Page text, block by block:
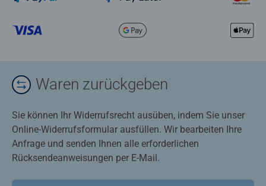
Waren zurückgeben
Sie können Ihr Widerrufsrecht ausüben, indem Sie unser
Online-Widerrufsformular ausfüllen. Wir bearbeiten Ihre
Anfrage und senden Ihnen alle erforderlichen
Rücksendeanweisungen per E-Mail.